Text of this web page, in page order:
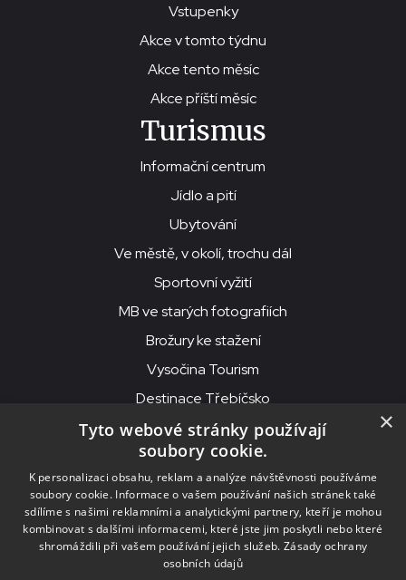
Vstupenky
Akce v tomto týdnu
Akce tento měsíc
Akce příští měsíc
Turismus
Informační centrum
Jídlo a pití
Ubytování
Ve městě, v okolí, trochu dál
Sportovní vyžití
MB ve starých fotografiích
Brožury ke stažení
Vysočina Tourism
Destinace Třebíčsko
© 2026MKS Beseda Mor. Budějovice
MKS Beseda, příspěvková organizace, Purcnerova 62, 676 02
Moravské Budějovice
IČO: 00091758, DIČ: CZ00091758, ID datové schránky: chjn2kd
×
Tyto webové stránky používají
soubory cookie.
K personalizaci obsahu, reklam a analýze návštěvnosti používáme
soubory cookie. Informace o vašem používání našich stránek také
sdílíme s našimi reklamními a analytickými partnery, kteří je mohou
kombinovat s dalšími informacemi, které jste jim poskytli nebo které
shromáždili při vašem používání jejich služeb. Zásady ochrany
osobních údajů